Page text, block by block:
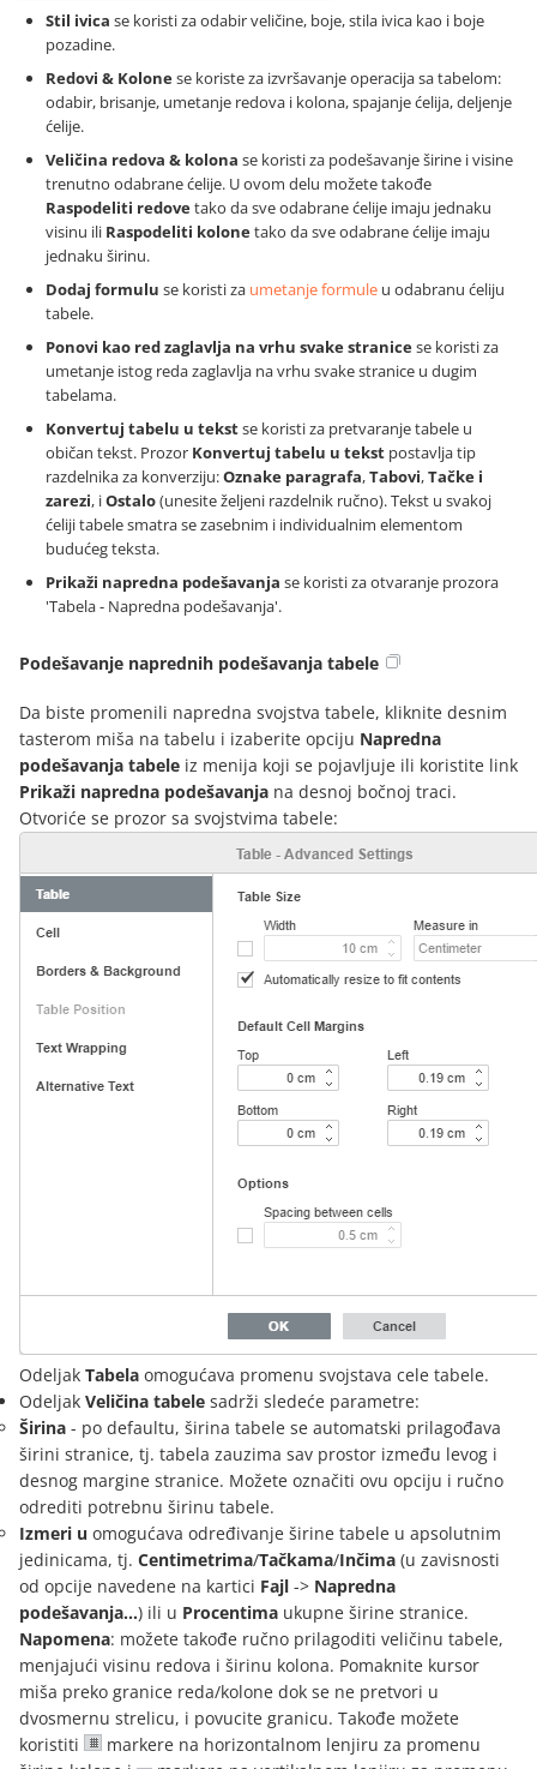
Stil ivica se koristi za odabir veličine, boje, stila ivica kao i boje
pozadine.
Redovi & Kolonese koriste za izvršavanje operacija sa tabelom:
odabir, brisanje, umetanje redova i kolona, spajanje ćelija, deljenje
ćelije.
Veličina redova & kolona se koristi za podešavanje širine i visine
trenutno odabrane ćelije. U ovom delu možete takođe
Raspodeliti redovetako da sve odabrane ćelije imaju jednaku
visinu ili Raspodeliti kolonetako da sve odabrane ćelije imaju
jednaku širinu.
Dodaj formulu se koristi za umetanje formule u odabranu ćeliju
tabele.
Ponovi kao red zaglavlja na vrhu svake stranicese koristi za
umetanje istog reda zaglavlja na vrhu svake stranice u dugim
tabelama.
Konvertuj tabelu u tekstse koristi za pretvaranje tabele u
običan tekst. Prozor Konvertuj tabelu u tekst postavlja tip
razdelnika za konverziju:Oznake paragrafa,Tabovi,Tačke i
zarezi, iOstalo(unesite željeni razdelnik ručno). Tekst u svakoj
ćeliji tabele smatra se zasebnim i individualnim elementom
budućeg teksta.
Prikaži napredna podešavanja se koristi za otvaranje prozora
'Tabela - Napredna podešavanja'.
Podešavanje naprednih podešavanja tabele
Da biste promenili napredna svojstva tabele, kliknite desnim
tasterom miša na tabelu i izaberite opciju Napredna
podešavanja tabele iz menija koji se pojavljuje ili koristite link
Prikaži napredna podešavanja na desnoj bočnoj traci.
Otvoriće se prozor sa svojstvima tabele:
Odeljak Tabela omogućava promenu svojstava cele tabele.
Odeljak Veličina tabele sadrži sledeće parametre:
Širina - po defaultu, širina tabele se automatski prilagođava
širini stranice, tj. tabela zauzima sav prostor između levog i
desnog margine stranice. Možete označiti ovu opciju i ručno
odrediti potrebnu širinu tabele.
Izmeri u omogućava određivanje širine tabele u apsolutnim
jedinicama, tj. Centimetrima/Tačkama/Inčima (u zavisnosti
od opcije navedene na kartici Fajl -> Napredna
podešavanja...) ili u Procentima ukupne širine stranice.
Napomena: možete takođe ručno prilagoditi veličinu tabele,
menjajući visinu redova i širinu kolona. Pomaknite kursor
miša preko granice reda/kolone dok se ne pretvori u
dvosmernu strelicu, i povucite granicu. Takođe možete
koristiti
markere na horizontalnom lenjiru za promenu